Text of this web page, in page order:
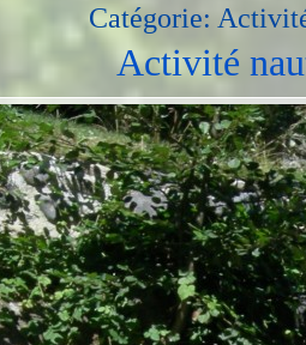
Catégorie:
Activité